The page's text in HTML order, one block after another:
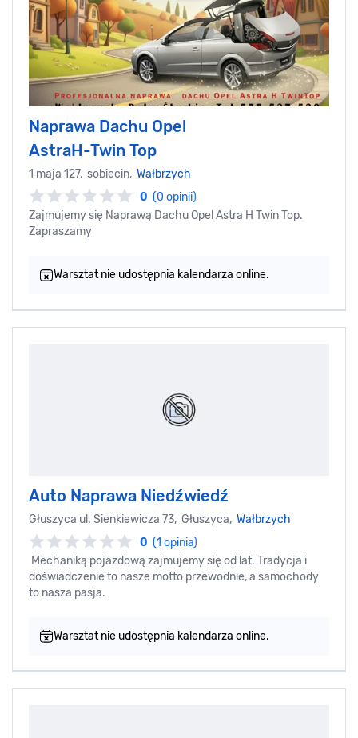
Naprawa Dachu Opel
AstraH-Twin Top
1 maja 127, sobiecin, Wałbrzych
0 (0 opinii)
Zajmujemy się Naprawą Dachu Opel Astra H Twin Top.
Zapraszamy
Warsztat nie udostępnia kalendarza online.
Auto Naprawa Niedźwiedź
Głuszyca ul. Sienkiewicza 73, Głuszyca, Wałbrzych
0 (1 opinia)
Mechaniką pojazdową zajmujemy się od lat. Tradycja i
doświadczenie to nasze motto przewodnie, a samochody
to nasza pasja.
Warsztat nie udostępnia kalendarza online.